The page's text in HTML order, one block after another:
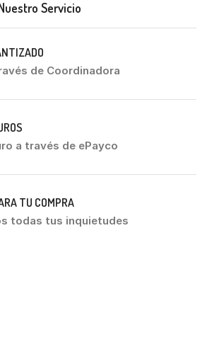
Servicio
de Coordinadora
a través de ePayco
TU COMPRA
todas tus inquietudes